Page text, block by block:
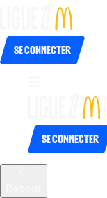
Se connecter
Se connecter